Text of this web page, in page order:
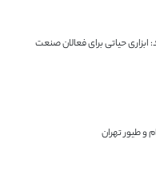
ابزاری حیاتی برای فعالان صنعت
و طیور تهران